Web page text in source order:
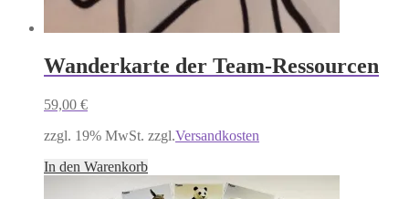
Wanderkarte der Team-Ressourcen
59,00 €
zzgl. 19% MwSt. zzgl.Versandkosten
In den Warenkorb